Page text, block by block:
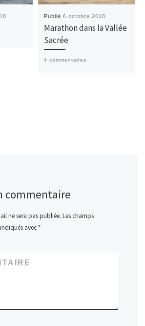
Publié6 octobre 2018
Marathon dans la Vallée
Sacrée
4 commentaires
commentaire
ne sera pas publiée. Les champs
avec *